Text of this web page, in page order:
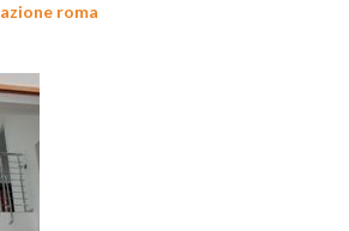
roma